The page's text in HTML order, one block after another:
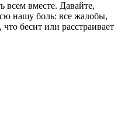
всем вместе. Давайте,
нашу боль: все жалобы,
что бесит или расстраивает